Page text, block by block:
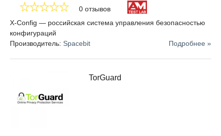
0 отзывов
X-Config — российская система управления безопасностью
конфигураций
Производитель: Spacebit Подробнее »
TorGuard